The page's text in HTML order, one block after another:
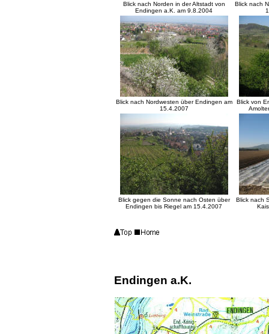
Blick nach Norden in der Altstadt von
Endingen a.K. am 9.8.2004
Blick nach
Blick nach Nordwesten über Endingen am
15.4.2007
Blick von
Blick gegen die Sonne nach Osten über
Endingen bis Riegel am 15.4.2007
Blick nach
Endingen a.K.